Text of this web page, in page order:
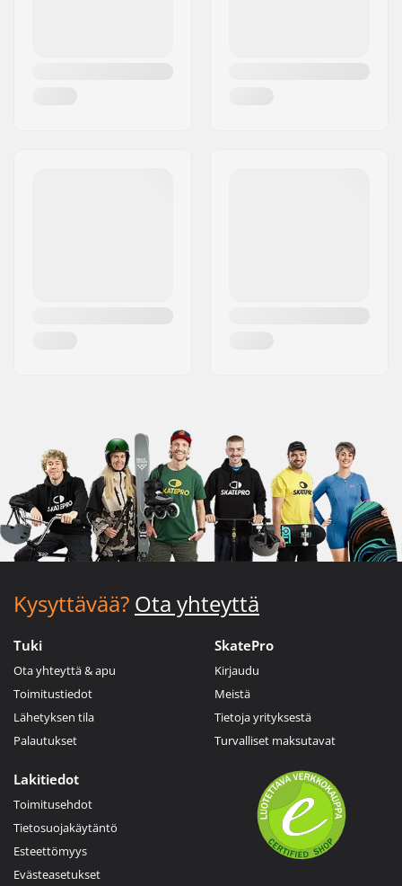
Kysyttävää? Ota yhteyttä
Tuki
Ota yhteyttä & apu
Toimitustiedot
Lähetyksen tila
Palautukset
SkatePro
Kirjaudu
Meistä
Tietoja yrityksestä
Turvalliset maksutavat
Lakitiedot
Toimitusehdot
Tietosuojakäytäntö
Esteettömyys
Evästeasetukset